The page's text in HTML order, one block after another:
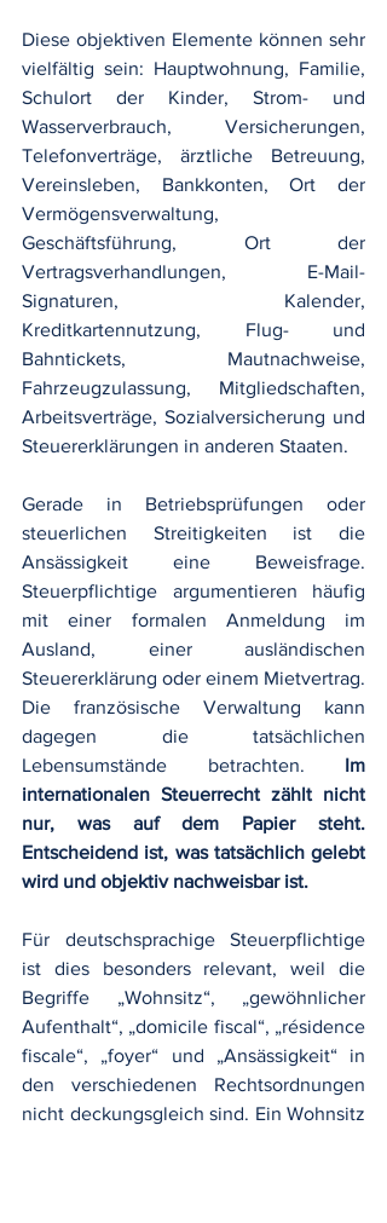
Diese objektiven Elemente können sehr
vielfältig sein: Hauptwohnung, Familie,
Schulort der Kinder, Strom- und
Wasserverbrauch, Versicherungen,
Telefonverträge, ärztliche Betreuung,
Vereinsleben, Bankkonten, Ort der
Vermögensverwaltung,
Geschäftsführung, Ort der
Vertragsverhandlungen, E-Mail-
Signaturen, Kalender,
Kreditkartennutzung, Flug- und
Bahntickets, Mautnachweise,
Fahrzeugzulassung, Mitgliedschaften,
Arbeitsverträge, Sozialversicherung und
Steuererklärungen in anderen Staaten.
Gerade in Betriebsprüfungen oder
steuerlichen Streitigkeiten ist die
Ansässigkeit eine Beweisfrage.
Steuerpflichtige argumentieren häufig
mit einer formalen Anmeldung im
Ausland, einer ausländischen
Steuererklärung oder einem Mietvertrag.
Die französische Verwaltung kann
dagegen die tatsächlichen
Lebensumstände betrachten. Im
internationalen Steuerrecht zählt nicht
nur, was auf dem Papier steht.
Entscheidend ist, was tatsächlich gelebt
wird und objektiv nachweisbar ist.
Für deutschsprachige Steuerpflichtige
ist dies besonders relevant, weil die
Begriffe „Wohnsitz“, „gewöhnlicher
Aufenthalt“, „domicile fiscal“, „résidence
fiscale“, „foyer“ und „Ansässigkeit“ in
den verschiedenen Rechtsordnungen
nicht deckungsgleich sind. Ein Wohnsitz